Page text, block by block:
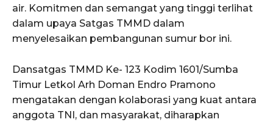
air. Komitmen dan semangat yang tinggi terlihat
dalam upaya Satgas TMMD dalam
menyelesaikan pembangunan sumur bor ini.
Dansatgas TMMD Ke- 123 Kodim 1601/Sumba
Timur Letkol Arh Doman Endro Pramono
mengatakan dengan kolaborasi yang kuat antara
anggota TNI, dan masyarakat, diharapkan